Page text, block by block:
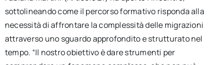
sottolineando come il percorso formativo risponda alla
necessità di affrontare la complessità delle migrazioni
attraverso uno sguardo approfondito e strutturato nel
tempo. “Il nostro obiettivo è dare strumenti per